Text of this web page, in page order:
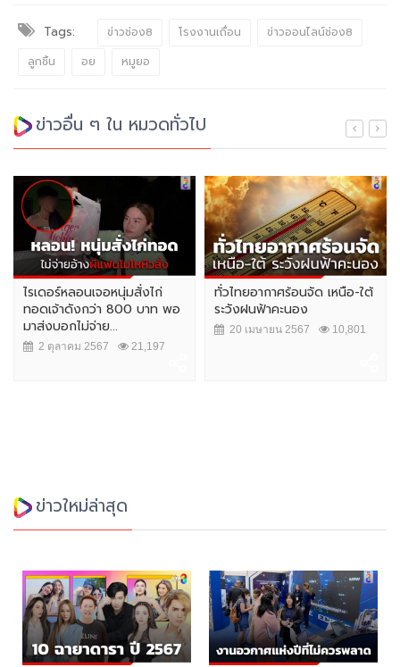
Tags: ข่าวช่อง8 โรงงานเถื่อน
ข่าวออนไลน์ช่อง8
ลูกชิ้น
อย หมูยอ
ข่าวอื่น ๆ ใน หมวดทั่วไป
ไรเดอร์หลอนเจอหนุ่มสั่งไก่
ทอดเจ้าดังกว่า 800 บาท พอ
มาส่งบอกไม่จ่าย...
2 ตุลาคม 2567 21,197
ทั่วไทยอากาศร้อนจัด เหนือ-ใต้
ระวังฝนฟ้าคะนอง
20 เมษายน 2567 10,801
ข่าวใหม่ล่าสุด